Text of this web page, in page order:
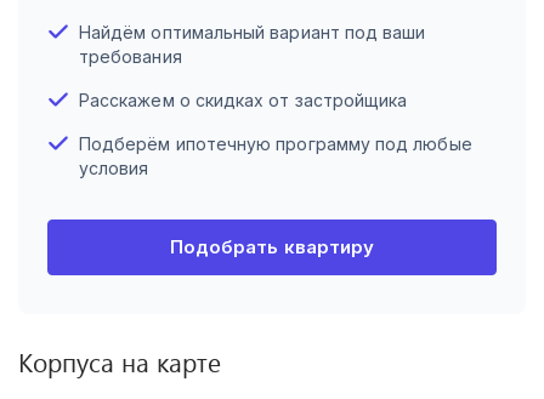
Найдём оптимальный вариант под ваши
требования
Расскажем о скидках от застройщика
Подберём ипотечную программу под любые
условия
Подобрать квартиру
Корпуса на карте